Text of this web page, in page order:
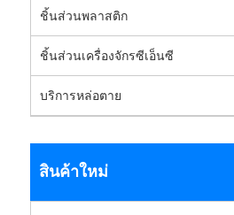
ชิ้นส่วนพลาสติก
ชิ้นส่วนเครื่องจักรซีเอ็นซี
บริการหล่อตาย
สินค้าใหม่